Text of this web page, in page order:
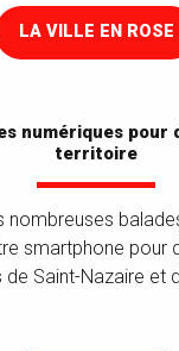
LA VILLE EN ROSE
numériques pour
territoire
nombreuses
smartphone pour
de Saint-Nazaire et